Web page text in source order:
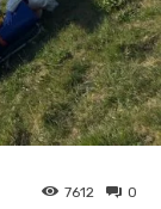
0
7612